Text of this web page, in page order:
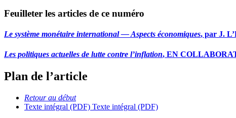
Feuilleter les articles de ce numéro
Le système monétaire international — Aspects économiques, par J.
Les politiques actuelles de lutte contre l’inflation, EN
Plan de l’article
Retour au début
Texte intégral (PDF) Texte intégral (PDF)